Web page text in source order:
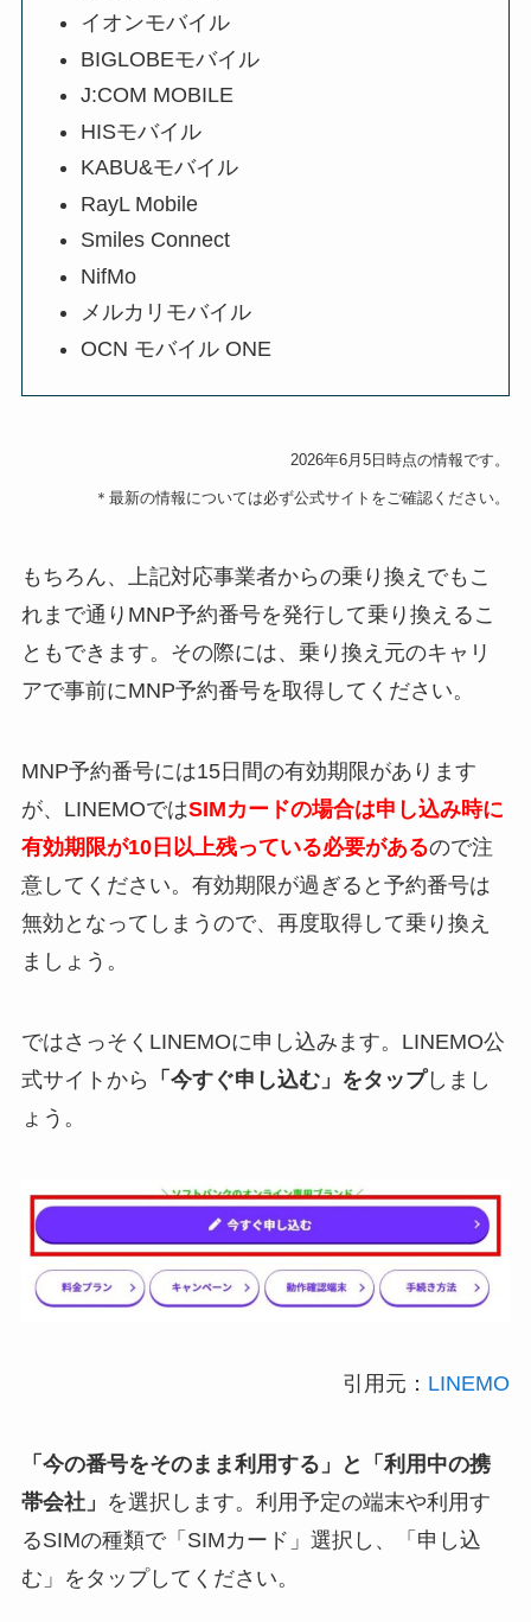
イオンモバイル
BIGLOBEモバイル
J:COM MOBILE
HISモバイル
KABU&モバイル
RayL Mobile
Smiles Connect
NifMo
メルカリモバイル
OCN モバイル ONE
2026年6月5日時点の情報です。
＊最新の情報については必ず公式サイトをご確認ください。
もちろん、上記対応事業者からの乗り換えでもこ
れまで通りMNP予約番号を発行して乗り換えるこ
ともできます。その際には、乗り換え元のキャリ
アで事前にMNP予約番号を取得してください。
MNP予約番号には15日間の有効期限があります
が、LINEMOではSIMカードの場合は申し込み時に
有効期限が10日以上残っている必要があるので注
意してください。有効期限が過ぎると予約番号は
無効となってしまうので、再度取得して乗り換え
ましょう。
ではさっそくLINEMOに申し込みます。LINEMO公
式サイトから
「今すぐ申し込む」をタップしまし
ょう。
引用元： LINEMO
「今の番号をそのまま利用する」と「利用中の携
帯会社」 を選択します。利用予定の端末や利用す
るSIMの種類で「SIMカード」選択し、「申し込
む」をタップしてください。